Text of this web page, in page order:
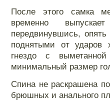
После этого самка
временно
передвинувшись,
поднятыми от ударов
гнездо с
минимальный размер
Спина не раскрашена
брюшных и анального